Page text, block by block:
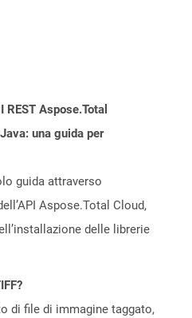
Aspose.Total
una guida per
guida attraverso
Aspose.Total Cloud,
delle librerie
di file di immagine taggato,